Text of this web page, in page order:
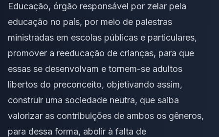
Educação, órgão responsável por zelar pela
educação no país, por meio de palestras
ministradas em escolas públicas e particulares,
promover a reeducação de crianças, para que
essas se desenvolvam e tornem-se adultos
libertos do preconceito, objetivando assim,
construir uma sociedade neutra, que saiba
valorizar as contribuições de ambos os gêneros,
para dessa forma, abolir à falta de